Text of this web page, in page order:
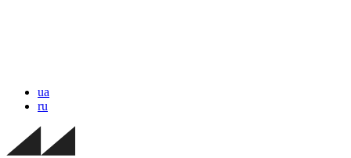
ua
ru